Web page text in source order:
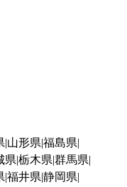
山形県 福島県
県 栃木県 群馬県
福井県 静岡県